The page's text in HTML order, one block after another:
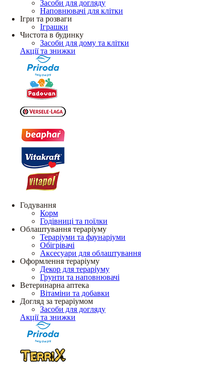
Засоби для догляду
Наповнювачі для клітки
Ігри та розваги
Іграшки
Чистота в будинку
Засоби для дому та клітки
Акції та знижки
Годування
Корм
Годівниці та поїлки
Облаштування тераріуму
Тераріуми та фаунаріуми
Обігрівачі
Аксесуари для облаштування
Оформлення тераріуму
Декор для тераріуму
Грунти та наповнювачі
Ветеринарна аптека
Вітаміни та добавки
Догляд за тераріумом
Засоби для догляду
Акції та знижки